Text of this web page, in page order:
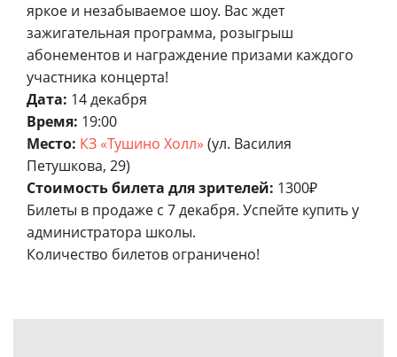
яркое и незабываемое шоу. Вас ждет
зажигательная программа, розыгрыш
абонементов и награждение призами каждого
участника концерта!
Дата: 14 декабря
Время: 19:00
Место: КЗ «Тушино Холл» (ул. Василия
Петушкова, 29)
Стоимость билета для зрителей: 1300₽
Билеты в продаже с 7 декабря. Успейте купить у
администратора школы.
Количество билетов ограничено!